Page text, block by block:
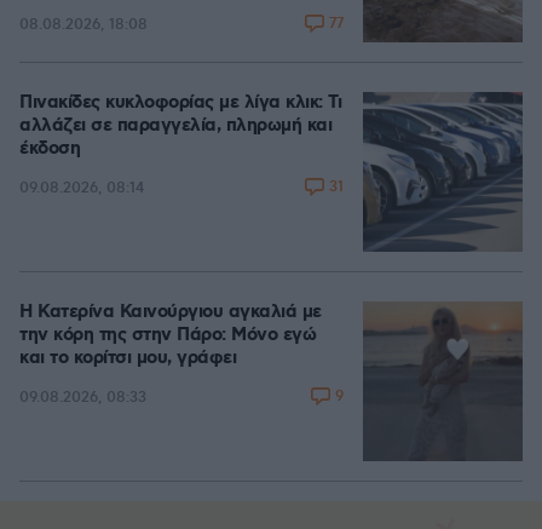
08.08.2026, 18:08 77
Πινακίδες κυκλοφορίας με λίγα κλικ: Τι
αλλάζει σε παραγγελία, πληρωμή και
έκδοση
09.08.2026, 08:14 31
Η Κατερίνα Καινούργιου αγκαλιά με
την κόρη της στην Πάρο: Μόνο εγώ
και το κορίτσι μου, γράφει
09.08.2026, 08:33 9